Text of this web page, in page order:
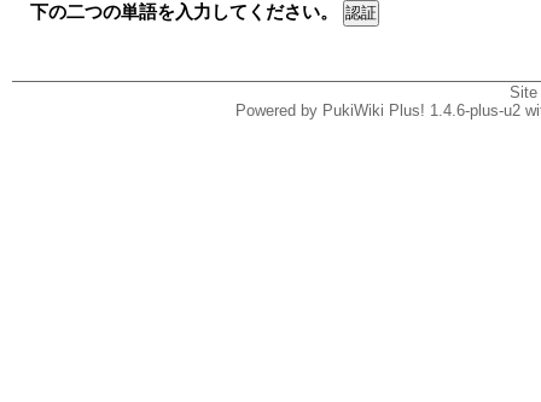
下の二つの単語を入力してください。
Powered by PukiWiki Plus! 1.4.6-plus-u2